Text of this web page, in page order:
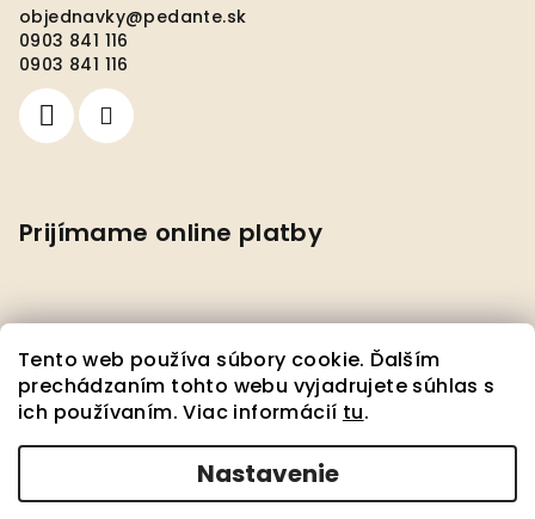
Tento web používa súbory cookie. Ďalším
prechádzaním tohto webu vyjadrujete súhlas s
ich používaním. Viac informácií tu.
Nastavenie
objednavky@pedante.sk
0903 841 116
0903 841 116
Prijímame online platby
Facebook